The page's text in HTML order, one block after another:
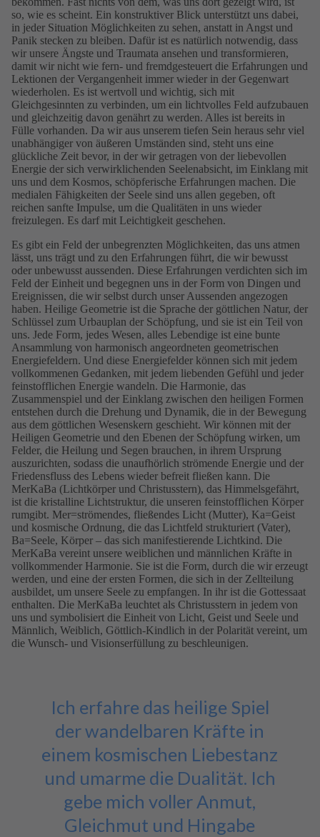
so, wie es scheint. Ein konstruktiver Blick unterstützt uns dabei,
in jeder Situation Möglichkeiten zu sehen, anstatt in Angst und
Panik stecken zu bleiben. Dafür ist es natürlich notwendig, dass
wir unsere Ängste und Traumata ansehen und transformieren,
damit wir nicht wie fern- und fremdgesteuert die Erfahrungen und
Lektionen der Vergangenheit immer wieder in der Gegenwart
wiederholen. Es ist wertvoll und wichtig, sich mit
Gleichgesinnten zu verbinden, um ein lichtvolles Feld aufzubauen
und gleichzeitig davon genährt zu werden. Alles ist bereits in
Fülle vorhanden. Da wir aus unserem tiefen Sein heraus sehr viel
unabhängiger von äußeren Umständen sind, steht uns eine
glückliche Zeit bevor, in der wir getragen von der liebevollen
Energie der sich verwirklichenden Seelenabsicht, im Einklang mit
uns und dem Kosmos, schöpferische Erfahrungen machen. Die
medialen Fähigkeiten der Seele sind uns allen gegeben, oft
reichen sanfte Impulse, um die Qualitäten in uns wieder
freizulegen. Es darf mit Leichtigkeit geschehen.
Es gibt ein Feld der unbegrenzten Möglichkeiten, das uns atmen
lässt, uns trägt und zu den Erfahrungen führt, die wir bewusst
oder unbewusst aussenden. Diese Erfahrungen verdichten sich im
Feld der Einheit und begegnen uns in der Form von Dingen und
Ereignissen, die wir selbst durch unser Aussenden angezogen
haben. Heilige Geometrie ist die Sprache der göttlichen Natur, der
Schlüssel zum Urbauplan der Schöpfung, und sie ist ein Teil von
uns. Jede Form, jedes Wesen, alles Lebendige ist eine bunte
Ansammlung von harmonisch angeordneten geometrischen
Energiefeldern. Und diese Energiefelder können sich mit jedem
vollkommenen Gedanken, mit jedem liebenden Gefühl und jeder
feinstofflichen Energie wandeln. Die Harmonie, das
Zusammenspiel und der Einklang zwischen den heiligen Formen
entstehen durch die Drehung und Dynamik, die in der Bewegung
aus dem göttlichen Wesenskern geschieht. Wir können mit der
Heiligen Geometrie und den Ebenen der Schöpfung wirken, um
Felder, die Heilung und Segen brauchen, in ihrem Ursprung
auszurichten, sodass die unaufhörlich strömende Energie und der
Friedensfluss des Lebens wieder befreit fließen kann. Die
MerKaBa (Lichtkörper und Christusstern), das Himmelsgefährt,
ist die kristalline Lichtstruktur, die unseren feinstofflichen Körper
rumgibt. Mer=strömendes, fließendes Licht (Mutter), Ka=Geist
und kosmische Ordnung, die das Lichtfeld strukturiert (Vater),
Ba=Seele, Körper – das sich manifestierende Lichtkind. Die
MerKaBa vereint unsere weiblichen und männlichen Kräfte in
vollkommender Harmonie. Sie ist die Form, durch die wir erzeugt
werden, und eine der ersten Formen, die sich in der Zellteilung
ausbildet, um unsere Seele zu empfangen. In ihr ist die Gottessaat
enthalten. Die MerKaBa leuchtet als Christusstern in jedem von
uns und symbolisiert die Einheit von Licht, Geist und Seele und
Männlich, Weiblich, Göttlich-Kindlich in der Polarität vereint, um
die Wunsch- und Visionserfüllung zu beschleunigen.
Ich erfahre das heilige Spiel
der wandelbaren Kräfte in
einem kosmischen Liebestanz
und umarme die Dualität. Ich
gebe mich voller Anmut,
Gleichmut und Hingabe